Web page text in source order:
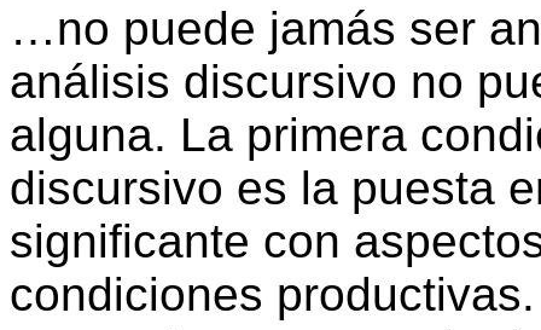
…no puede jamás ser
análisis discursivo no
alguna. La primera
discursivo es la puesta
significante con
condiciones